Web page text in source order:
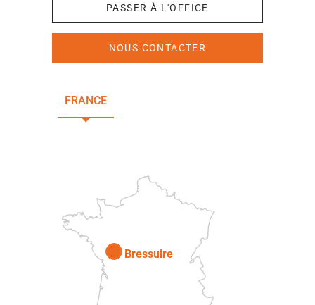
PASSER À L'OFFICE
NOUS CONTACTER
FRANCE
Bressuire